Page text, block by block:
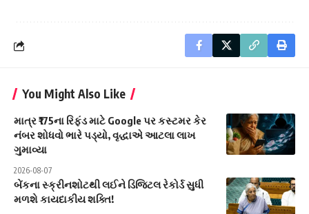
You Might Also Like
માત્ર ₹175ના રિફંડ માટે Google પર કસ્ટમર કેર
નંબર શોધવો ભારે પડ્યો, વૃદ્ધાએ આટલા લાખ
ગુમાવ્યા
2026-08-07
બેંકના સ્ક્રીનશોટથી લઈને ડિજિટલ રેકોર્ડ સુધી
મળશે કાયદાકીય શક્તિ!